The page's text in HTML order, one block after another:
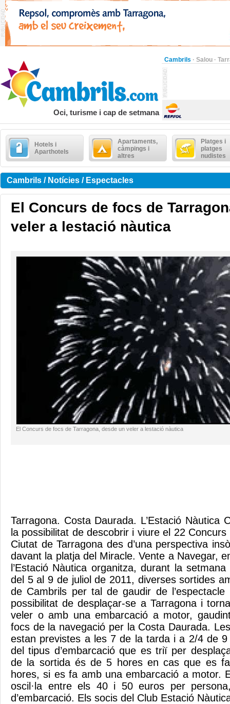
Cambrils · Salou ·
Oci, turisme i cap de setmana
Hotels i
Aparthotels
Apartaments,
càmpings i
altres
Platges i
platges
nudistes
Cambrils / Notícies / Espectacles
El Concurs de focs de
veler a lestació nàutica
El Concurs de focs de Tarragona, desde un veler a lestació nàutica
Tarragona. Costa Daurada. L’Estació Nàutica
la possibilitat de descobrir i viure el 22
Ciutat de Tarragona des d’una perspectiva
davant la platja del Miracle. Vente a Navegar,
l’Estació Nàutica organitza, durant la
del 5 al 9 de juliol de 2011, diverses sortides
de Cambrils per tal de gaudir de
possibilitat de desplaçar-se a Tarragona i
veler o amb una embarcació a motor,
focs de la navegació per la Costa Daurada.
estan previstes a les 7 de la tarda i a 2/4 de
del tipus d’embarcació que es triï per
de la sortida és de 5 hores en cas que es
hores, si es fa amb una embarcació a motor.
oscil·la entre els 40 i 50 euros per
d’embarcació. Els socis del Club Estació